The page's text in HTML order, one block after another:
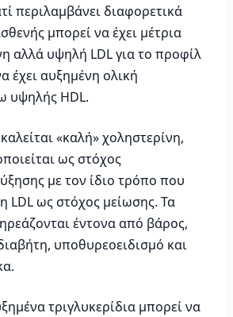
περιλαμβάνει διαφορετικά
μπορεί να έχει μέτρια
αλλά υψηλή LDL για το προφίλ
έχει αυξημένη ολική
υψηλής HDL.
«καλή» χοληστερίνη,
ως στόχος
με τον ίδιο τρόπο που
LDL ως στόχος μείωσης. Τα
έντονα από βάρος,
υποθυρεοειδισμό και
τριγλυκερίδια μπορεί να